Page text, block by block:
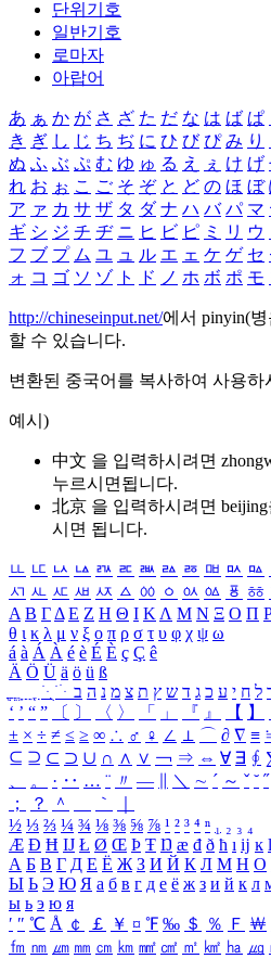
단위기호
일반기호
로마자
아랍어
あ ぁ か が さ ざ た だ な は ば ぱ
き ぎ し じ ち ぢ に ひ び ぴ み り
ぬ ふ ぶ ぷ む ゆ ゅ る え ぇ け げ
れ お ぉ こ ご そ ぞ と ど の ほ ぼ
ア ァ カ サ ザ タ ダ ナ ハ バ パ マ
ギ シ ジ チ ヂ ニ ヒ ビ ピ ミ リ ウ
フ ブ プ ム ユ ュ ル エ ェ ケ ゲ セ
ォ コ ゴ ソ ゾ ト ド ノ ホ ボ ポ モ
http://chineseinput.net/에서 pinyin(
할 수 있습니다.
변환된 중국어를 복사하여 사용하
예시)
中文 을 입력하시려면
누르시면됩니다.
北京 을 입력하시려면 beijing
시면 됩니다.
ㅥ ㅦ ㅧ ㅨ ㅩ ㅪ ㅫ ㅬ ㅭ ㅮ ㅯ ㅰ
ㅺ ㅻ ㅼ ㅽ ㅾ ㅿ ㆀ ㆁ ㆂ ㆃ ㆄ ㆅ
Α Β ΓΔ Ε Ζ Η Θ Ι ΚΛ Μ Ν Ξ Ο Π
θ ι κ λ μ ν ξ ο π ρ σ τ υ φ χ ψ ω
á à Á À é è É È ç Ç ê
Ä Ö Ü ä ö ü ß
ִֶֹ ֻּ ׁׂ ל ח י ע כ ג ד ש ץ ת צ מ נ ה ב
‘ ’ “ ” 〔 〕 〈 〉 「 」 『 』 【 】
± × ÷ ≠ ≤ ≥ ∞ ∴ ♂ ♀ ∠ ⊥ ⌒ ∂ ∇ ≡
⊆ ⊇ ⊂ ⊃ ∪ ∩ ∧ ∨ ￢ ⇒ ⇔ ∀ ∃ ∮
、
。 · ‥ … ¨ 〃 ― ＼ ∼ ´ ～ ˇ ˘ ˝
；
？ ＾ ｀
½ ⅓ ⅔ ¼ ¾ ⅛ ⅜ ⅝ ⅞ ¹ ² ³ ⁴ ⁿ ₁ ₂ ₃ ₄
Æ Ð Ħ Ĳ Ł Ø Œ Þ Ŧ Ŋ æ đ ð ħ ı ĳ ĸ
А Б В Г Д Е Ё Ж З И Й К Л М Н О
Ы Ь Э Ю Я а б в г д е ё ж з и й к л
ы ь э ю я
′ ″ ℃ Å ￠ ￡ ￥ ¤ ℉ ‰ ＄ ％ Ｆ ￦
㎙ ㎚ ㎛ ㎜ ㎝ ㎞ ㎟ ㎠ ㎡ ㎢ ㏊ ㎍